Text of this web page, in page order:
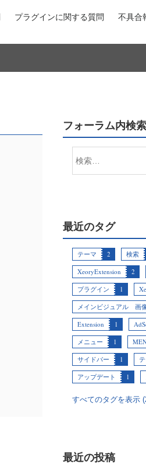
プラグインに関する質問 不具合
フォーラム内検索
最近のタグ
テーマ 2 検索
XeoryExtension
2
プラグイン
1
メインビジュアル 画
Extension
1
メニュー
1
サイドバー
1
アップデート
1
すべてのタグを表示
最近の投稿